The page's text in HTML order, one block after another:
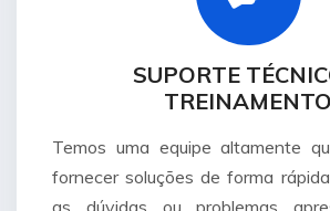
SUPORTE
TREINAMENTO
Temos uma equipe altamente
fornecer soluções de forma
as dúvidas ou problemas